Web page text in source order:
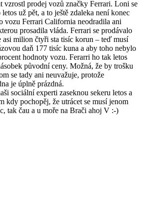
vzrostl prodej vozů značky Ferrari. Loni se
už pět, a to ještě zdaleka není konec
vozu Ferrari California neodradila ani
prosadila vláda. Ferrari se prodávalo
asi milion čtyři sta tisíc korun – teď musí
daň 177 tisíc kuna a aby toho nebylo
hodnoty vozu. Ferarri ho tak letos
původní ceny. Možná, že by trošku
se tady ani neuvažuje, protože
je úplně prázdná.
sociální experti zaseknou sekeru letos a
kdy pochopěj, že utrácet se musí jenom
tak čau a u moře na Brači ahoj V :-)